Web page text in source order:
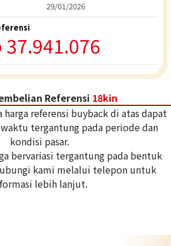
29/01/2026
37.941.076
Referensi 18kin
harga referensi buyback di atas dapat
tergantung pada periode dan
kondisi pasar.
bervariasi tergantung pada bentuk
kami melalui telepon untuk
lebih lanjut.